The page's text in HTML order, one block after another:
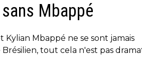
Mbappé
Kylian Mbappé ne se sont jamais
tout cela n'est pas